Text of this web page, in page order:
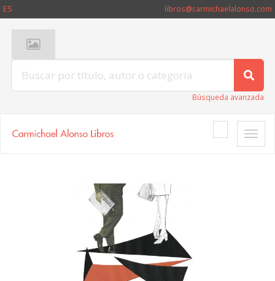
ES libros@carmichaelalonso.com
Búsqueda avanzada
Toggle